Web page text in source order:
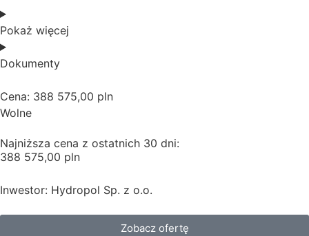
Pokaż więcej
Dokumenty
Cena: 388 575,00 pln
Wolne
Najniższa cena z ostatnich 30 dni:
388 575,00 pln
Inwestor: Hydropol Sp. z o.o.
Zobacz ofertę